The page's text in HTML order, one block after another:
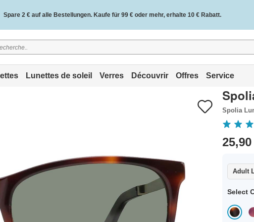
Spare 2 € auf alle Bestellungen. Kaufe für 99 € oder mehr, erhalte 10 € Rabatt.
2 Jahre Qualitätsgarantie und 30 Tage Geld-zurück-Garantie.
Lunettes de soleil Verres Découvrir Offres Service
Spolia
Adult
Select